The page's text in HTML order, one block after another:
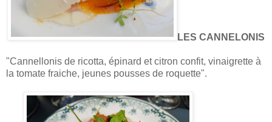
LES CANNELONIS
"Cannellonis de ricotta, épinard et citron confit, vinaigrette à
la tomate fraiche, jeunes pousses de roquette".